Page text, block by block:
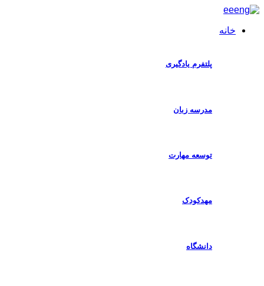
خانه
پلتفرم یادگیری
مدرسه زبان
توسعه مهارت
مهدکودک
دانشگاه